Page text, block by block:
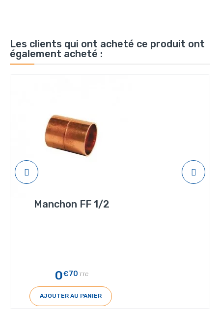
Les clients qui ont acheté ce produit ont
également acheté :
Manchon FF 1/2
0€70 TTC
AJOUTER AU PANIER